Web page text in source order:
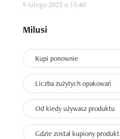
9 lutego 2025 o 15:40
Milusi
Kupi ponownie
Liczba zużytych opakowań
Od kiedy używasz produktu
Gdzie został kupiony produkt